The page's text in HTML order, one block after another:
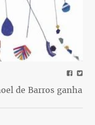
de Barros ganha